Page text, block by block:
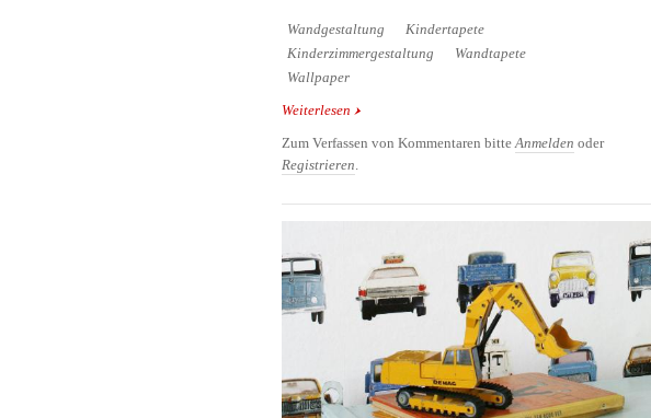
Wandgestaltung
Kindertapete
Kinderzimmergestaltung
Wandtapete
Wallpaper
Weiterlesen über Ausgefallene Tapeten für das Kinderzimmer
Zum Verfassen von Kommentaren bitteAnmelden oder
Registrieren.